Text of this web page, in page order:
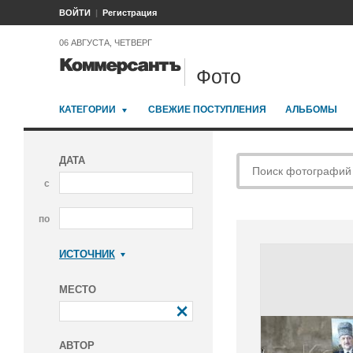
ВОЙТИ Регистрация
06 АВГУСТА, ЧЕТВЕРГ
Фото
КАТЕГОРИИ СВЕЖИЕ ПОСТУПЛЕНИЯ АЛЬБОМЫ
ДАТА
с
по
ИСТОЧНИК
МЕСТО
АВТОР